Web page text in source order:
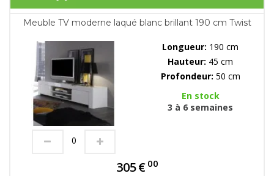
Meuble TV moderne laqué blanc brillant 190 cm Twist
Longueur: 190 cm
Hauteur: 45 cm
Profondeur: 50 cm
En stock
3 à 6 semaines
305€ 00